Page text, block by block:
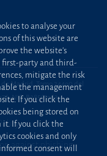
Madrid, Tomo 24490 del
NIF: B28563963
against phishing
to analyse your
of this website are
the website’s
first-party and third-
mitigate the risk
the management
If you click the
being stored on
it. If you click the
cookies and only
consent will